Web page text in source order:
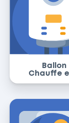
Ballon
Chauffe